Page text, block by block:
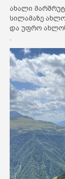
ახალი
სილამაზე
და უფრო ახლოს
.